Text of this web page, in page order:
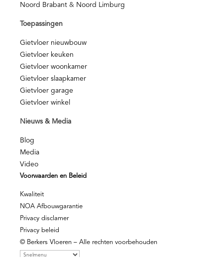
Noord Brabant & Noord Limburg
Toepassingen
Gietvloer nieuwbouw
Gietvloer keuken
Gietvloer woonkamer
Gietvloer slaapkamer
Gietvloer garage
Gietvloer winkel
Nieuws & Media
Blog
Media
Video
Voorwaarden en Beleid
Kwaliteit
NOA Afbouwgarantie
Privacy disclamer
Privacy beleid
© Berkers Vloeren – Alle rechten voorbehouden